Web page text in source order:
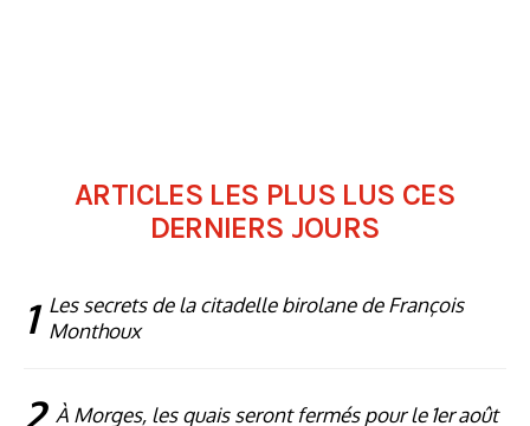
ARTICLES LES PLUS LUS CES
DERNIERS JOURS
1 Les secrets de la citadelle birolane de François
Monthoux
2 À Morges, les quais seront fermés pour le 1er août